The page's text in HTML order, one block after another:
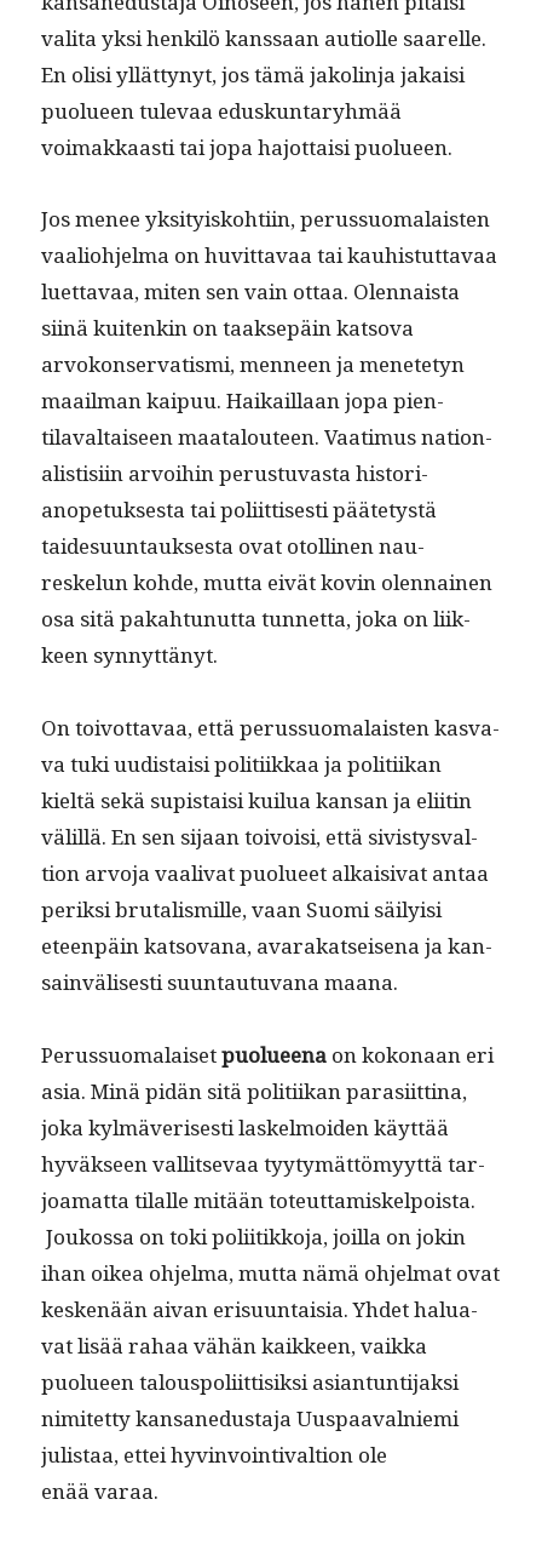
vali­ta yksi henkilö kanssaan auti­olle saarelle.
En olisi yllät­tynyt, jos tämä jakolin­ja jakaisi
puolueen tule­vaa eduskun­taryh­mää
voimakkaasti tai jopa hajot­taisi puolueen.
Jos menee yksi­tyisko­hti­in, perus­suo­ma­lais­ten
vaalio­hjel­ma on huvit­tavaa tai kauhis­tut­tavaa
luet­tavaa, miten sen vain ottaa. Olen­naista
siinä kuitenkin on taak­sepäin katso­va
arvokon­ser­vatis­mi, men­neen ja menete­tyn
maail­man kaipuu. Haikail­laan jopa pien­
tilaval­taiseen maat­alouteen. Vaa­timus nation­
al­is­tisi­in arvoihin perus­tu­vas­ta his­to­ri­
anopetuk­ses­ta tai poli­it­tis­es­ti pääte­tys­tä
taidesu­un­tauk­ses­ta ovat otolli­nen nau­
reskelun kohde, mut­ta eivät kovin olen­nainen
osa sitä pakah­tunut­ta tun­net­ta, joka on liik­
keen synnyttänyt.
On toiv­ot­tavaa, että perus­suo­ma­lais­ten kas­va­
va tuki uud­is­taisi poli­ti­ikkaa ja poli­ti­ikan
kieltä sekä supis­taisi kuilua kansan ja eli­itin
välil­lä. En sen sijaan toivoisi, että sivistys­val­
tion arvo­ja vaali­vat puolueet alka­isi­vat antaa
perik­si bru­tal­is­mille, vaan Suo­mi säi­ly­isi
eteen­päin katso­vana, avarakat­seise­na ja kan­
sain­välis­es­ti suun­tau­tu­vana maana.
Perus­suo­ma­laisetpuolueena on kokon­aan eri
asia. Minä pidän sitä poli­ti­ikan parasi­it­ti­na,
joka kylmäveris­es­ti laskel­moiden käyt­tää
hyväk­seen val­lit­se­vaa tyy­tymät­tömyyt­tä tar­
joa­mat­ta tilalle mitään toteut­tamiskelpoista.
Joukos­sa on toki poli­itikko­ja, joil­la on jokin
ihan oikea ohjel­ma, mut­ta nämä ohjel­mat ovat
keskenään aivan erisu­un­taisia. Yhdet halu­a­
vat lisää rahaa vähän kaik­keen, vaik­ka
puolueen talous­poli­it­tisik­si asiantun­ti­jak­si
nimitet­ty kansane­dus­ta­ja Uus­paaval­nie­mi
julis­taa, ettei hyv­in­voin­ti­val­tion ole
enää varaa.